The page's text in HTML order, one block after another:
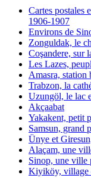
Cartes postales
1906-1907
Environs de
Zonguldak, le
Coşandere, sur
Les Lazes,
Amasra, station
Trabzon, la
Uzungöl, le lac
Akçaabat
Yakakent, petit
Samsun, grand
Ünye et
Alaçam, une
Sinop, une ville
Kiyiköy, village